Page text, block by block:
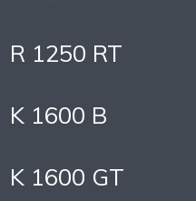
R 1250 RT
K 1600 B
K 1600 GT